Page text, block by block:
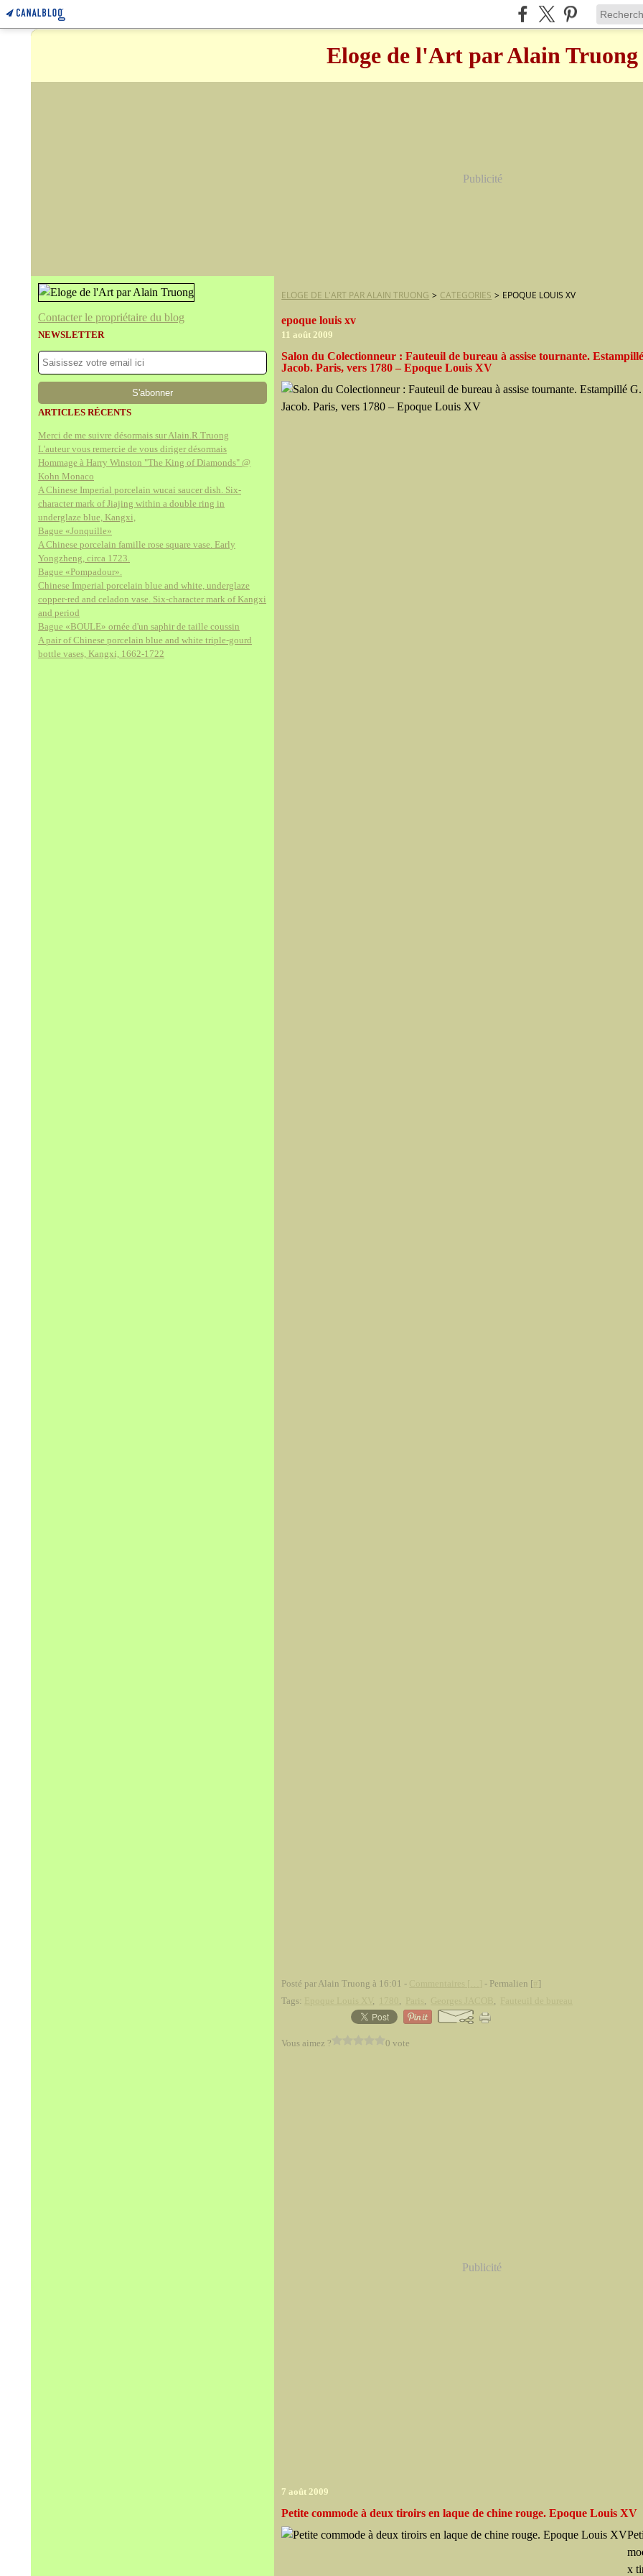
Eloge de l'Art par Alain Truong
Publicité
Contacter le propriétaire du blog
NEWSLETTER
ARTICLES RÉCENTS
Merci de me suivre désormais sur Alain.R.Truong
L'auteur vous remercie de vous diriger désormais
Hommage à Harry Winston "The King of Diamonds" @
Kohn Monaco
A Chinese Imperial porcelain wucai saucer dish. Six-
character mark of Jiajing within a double ring in
underglaze blue, Kangxi,
Bague «Jonquille»
A Chinese porcelain famille rose square vase. Early
Yongzheng, circa 1723.
Bague «Pompadour».
Chinese Imperial porcelain blue and white, underglaze
copper-red and celadon vase. Six-character mark of Kangxi
and period
Bague «BOULE» ornée d'un saphir de taille coussin
A pair of Chinese porcelain blue and white triple-gourd
bottle vases, Kangxi, 1662-1722
ELOGE DE L'ART PAR ALAIN TRUONG > CATEGORIES > EPOQUE LOUIS XV
epoque louis xv
11 août 2009
Salon du Colectionneur : Fauteuil de bureau à assise tournante.
Jacob. Paris, vers 1780 – Epoque Louis XV
Posté par Alain Truong à 16:01 - - Permalien [ ]
Tags:
, , , ,
Vous aimez ? 0 vote
Publicité
7 août 2009
Petite commode à deux tiroirs en laque de chine rouge. Epoque Louis XV
x